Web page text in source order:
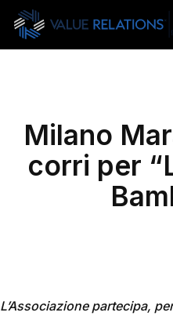
Skip
main
Milano
corri per
L’Associazione partecipa,